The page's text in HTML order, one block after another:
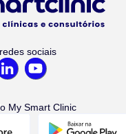
sociais
My Smart Clinic